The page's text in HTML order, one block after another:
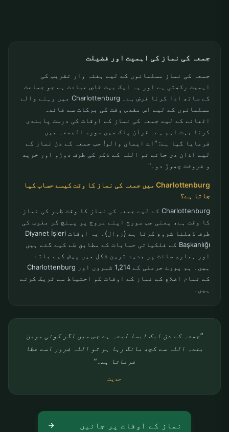
جمعہ کی نماز کی اہمیت اور فضیلت
جمعہ کی نماز مسلمانوں کے لیے ہفتہ وار تقریب کی
اہمیت رکھتی ہے اور یہ ایک بہت خاص عبادت ہے جو جماعت
کے ساتھ ادا کرنا فرض ہے۔ Charlottenburg میں رہنے والے
مسلمانوں کے لیے اس مقدس وقت کی برکات سے فائدہ
اٹھانے کے لیے جمعہ کی نماز کے اوقات کی درست پابندی
کرنا بہت اہم ہے۔ قرآن پاک میں سورۃ الجمعہ میں
فرمایا گیا ہے: "اے ایمان والو! جب جمعہ کے دن نماز کے
لیے اذان دی جائے تو اللہ کے ذکر کی طرف دوڑو اور خرید
و فروخت چھوڑ دو۔"
Charlottenburg میں جمعہ کی نماز کا وقت کیسے حساب کیا
جاتا ہے؟
Charlottenburg کے لیے جمعہ کی نماز کا وقت ظہر کی نماز
کا وقت ہے، یعنی جب سورج اپنے عروج پر پہنچ کر مغرب کی
طرف ڈھلنا شروع کرتا ہے (زوال)۔ یہ اوقات Diyanet İşleri
Başkanlığı کے فلکیاتی حسابات کے مطابق طے کیے گئے ہیں
اور ہماری سائٹ پر جدید ترین شکل میں پیش کیے جاتے
ہیں۔ ہم پورے جرمنی کے 1,214 شہروں اور Charlottenburg
کے تمام اضلاع کے نماز کے اوقات کو احتیاط سے ٹریک کرتے
ہیں۔
"جمعہ کے دن ایک ایسا لمحہ ہے جس میں اگر کوئی مومن
بندہ اللہ سے کچھ مانگ رہا ہو تو اللہ ضرور اسے عطا
فرماتا ہے۔"
حدیث
نماز کے اوقات پر جائیں